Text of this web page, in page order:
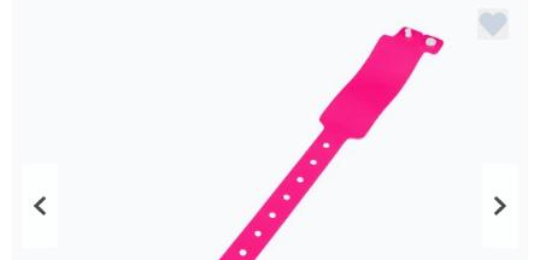
95,20 € *